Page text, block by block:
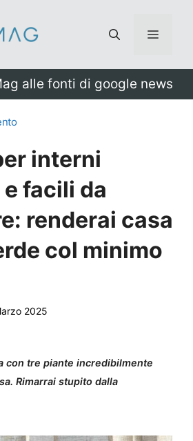
Menu
alle fonti di google news
interni
facili da
renderai casa
col minimo
2025
con tre piante incredibilmente
Rimarrai stupito dalla